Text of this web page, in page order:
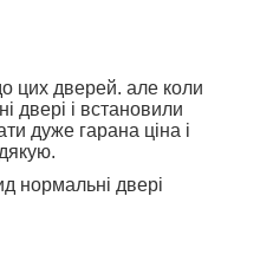
цих дверей. але коли
двері і встановили
дуже гарана ціна і
нормальні двері